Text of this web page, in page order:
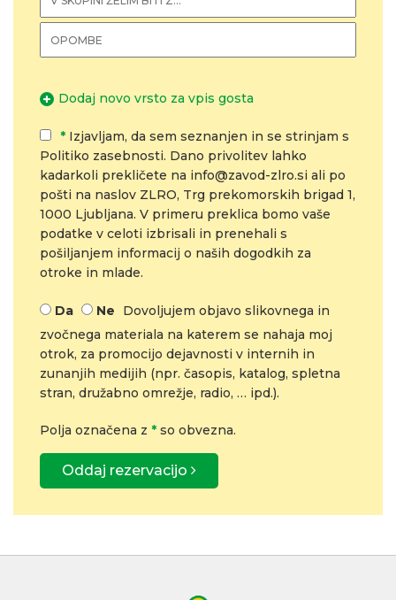
Dodaj novo vrsto za vpis gosta
* Izjavljam, da sem seznanjen in se strinjam s
Politiko zasebnosti. Dano privolitev lahko
kadarkoli prekličete na info@zavod-zlro.si ali po
pošti na naslov ZLRO, Trg prekomorskih brigad 1,
1000 Ljubljana. V primeru preklica bomo vaše
podatke v celoti izbrisali in prenehali s
pošiljanjem informacij o naših dogodkih za
otroke in mlade.
Da Ne
Dovoljujem objavo slikovnega in
zvočnega materiala na katerem se nahaja moj
otrok, za promocijo dejavnosti v internih in
zunanjih medijih (npr. časopis, katalog, spletna
stran, družabno omrežje, radio, … ipd.).
Polja označena z * so obvezna.
Oddaj rezervacijo